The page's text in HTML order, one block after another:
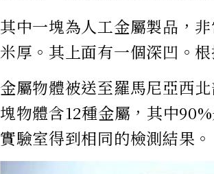
其中一塊為人工金屬製品，
米厚。其上面有一個深凹。
金屬物體被送至羅馬尼亞西
塊物體含12種金屬，其中
實驗室得到相同的檢測結果。